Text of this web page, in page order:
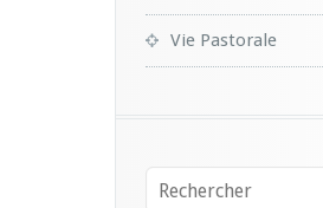
Vie Pastorale